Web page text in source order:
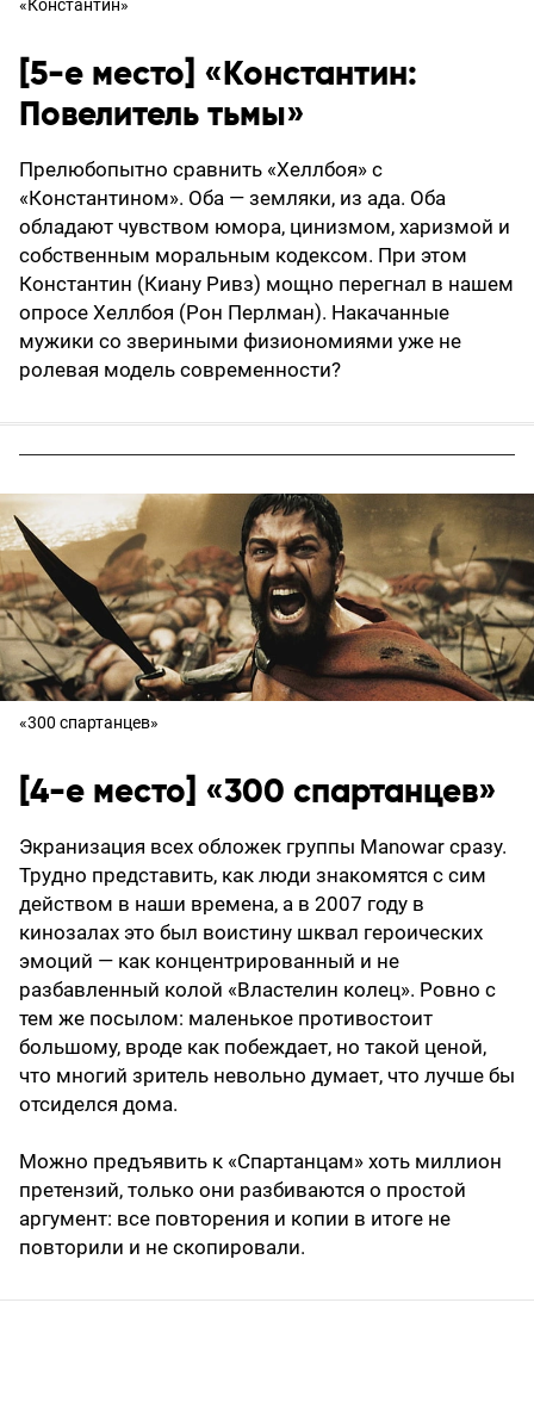
«Константин»
[5-е место] «Константин:
Повелитель тьмы»
Прелюбопытно сравнить «Хеллбоя» с
«Константином». Оба — земляки, из ада. Оба
обладают чувством юмора, цинизмом, харизмой и
собственным моральным кодексом. При этом
Константин (Киану Ривз) мощно перегнал в нашем
опросе Хеллбоя (Рон Перлман). Накачанные
мужики со звериными физиономиями уже не
ролевая модель современности?
«300 спартанцев»
[4-е место] «300 спартанцев»
Экранизация всех обложек группы Manowar сразу.
Трудно представить, как люди знакомятся с сим
действом в наши времена, а в 2007 году в
кинозалах это был воистину шквал героических
эмоций — как концентрированный и не
разбавленный колой «Властелин колец». Ровно с
тем же посылом: маленькое противостоит
большому, вроде как побеждает, но такой ценой,
что многий зритель невольно думает, что лучше бы
отсиделся дома.
Можно предъявить к «Спартанцам» хоть миллион
претензий, только они разбиваются о простой
аргумент: все повторения и копии в итоге не
повторили и не скопировали.